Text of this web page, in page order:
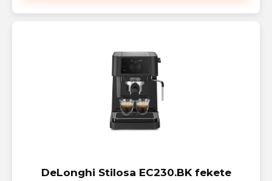
DeLonghi Stilosa EC230.BK fekete